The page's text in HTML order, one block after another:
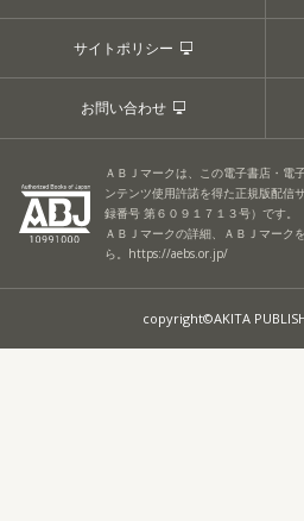
サイトポリシー
お問い合わせ
ＡＢＪマークは、この電子書店・電
ンテンツ使用許諾を得た正規版配信
録番号 第６０９１７１３号）です。
ＡＢＪマークの詳細、ＡＢＪマーク
ら。 https://aebs.or.jp/
copyright©AKITA